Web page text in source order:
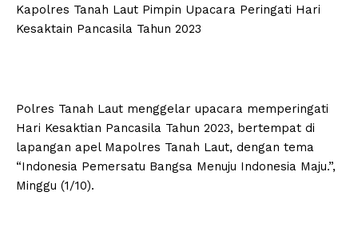
Kapolres Tanah Laut Pimpin Upacara Peringati Hari
Kesaktain Pancasila Tahun 2023
Polres Tanah Laut menggelar upacara memperingati
Hari Kesaktian Pancasila Tahun 2023, bertempat di
lapangan apel Mapolres Tanah Laut, dengan tema
“Indonesia Pemersatu Bangsa Menuju Indonesia Maju.”,
Minggu (1/10).